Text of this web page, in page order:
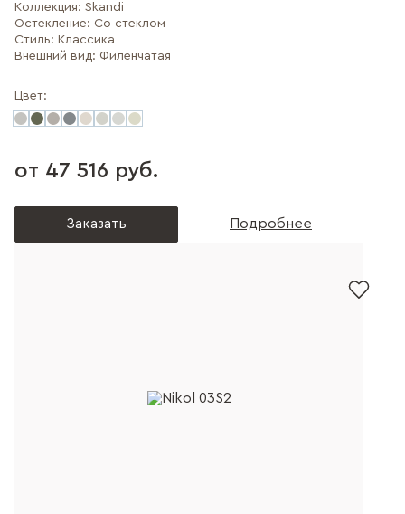
Коллекция: Skandi
Остекление: Со стеклом
Стиль: Классика
Внешний вид: Филенчатая
Цвет:
от 47 516 руб.
Заказать Подробнее